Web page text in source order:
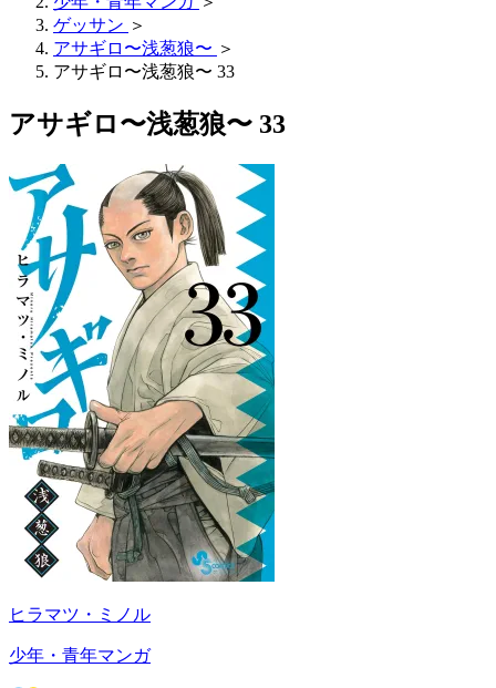
ゲッサン ＞
アサギロ〜浅葱狼〜 ＞
アサギロ〜浅葱狼〜 33
アサギロ〜浅葱狼〜 33
ヒラマツ・ミノル
少年・青年マンガ